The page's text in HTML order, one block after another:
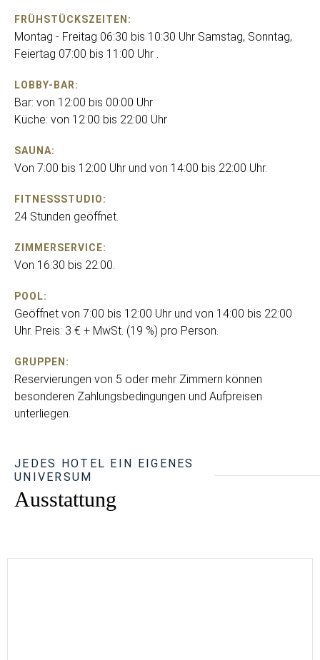
FRÜHSTÜCKSZEITEN:
Montag - Freitag 06:30 bis 10:30 Uhr Samstag, Sonntag,
Feiertag 07:00 bis 11:00 Uhr .
LOBBY-BAR:
Bar: von 12:00 bis 00:00 Uhr
Küche: von 12:00 bis 22:00 Uhr
SAUNA:
Von 7:00 bis 12:00 Uhr und von 14:00 bis 22:00 Uhr.
FITNESSSTUDIO:
24 Stunden geöffnet.
ZIMMERSERVICE:
Von 16:30 bis 22:00.
POOL:
Geöffnet von 7:00 bis 12:00 Uhr und von 14:00 bis 22:00
Uhr. Preis: 3 € + MwSt. (19 %) pro Person.
GRUPPEN:
Reservierungen von 5 oder mehr Zimmern können
besonderen Zahlungsbedingungen und Aufpreisen
unterliegen.
JEDES HOTEL EIN EIGENES
UNIVERSUM
Ausstattung